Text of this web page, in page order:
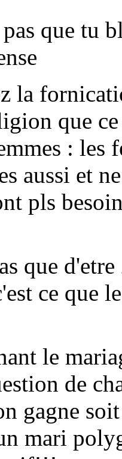
que tu
la
que
: les
aussi et
pls
que
ce que
le
de
gagne
mari